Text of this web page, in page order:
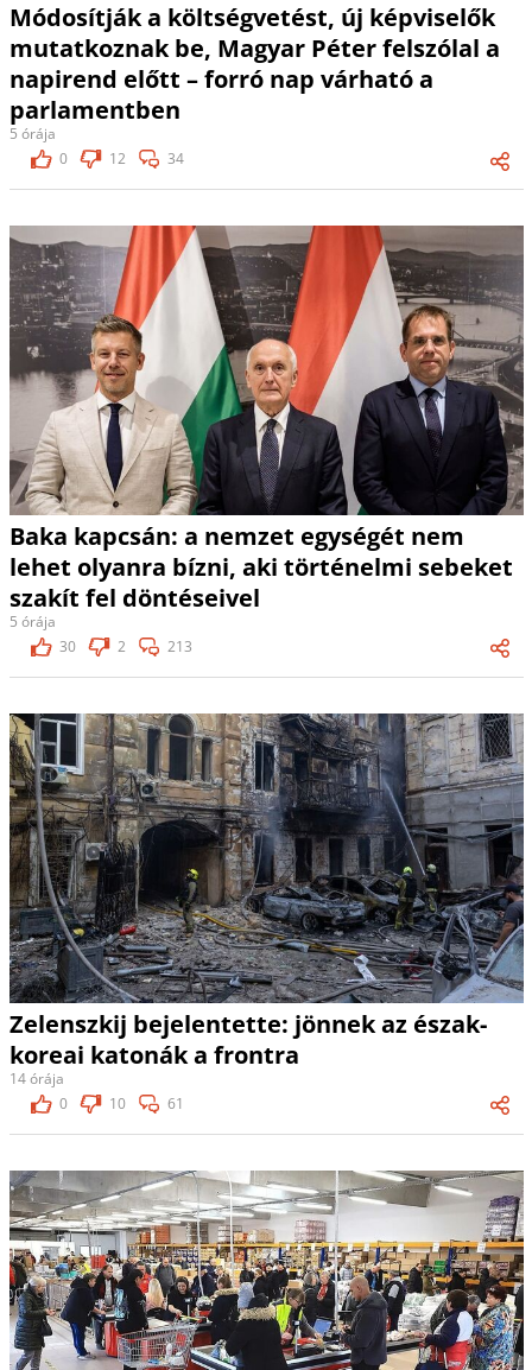
Módosítják a költségvetést, új képviselők
mutatkoznak be, Magyar Péter felszólal a
napirend előtt – forró nap várható a
parlamentben
5 órája
0
12 34
Baka kapcsán: a nemzet egységét nem
lehet olyanra bízni, aki történelmi sebeket
szakít fel döntéseivel
5 órája
30
2 213
Zelenszkij bejelentette: jönnek az észak-
koreai katonák a frontra
14 órája
0
10 61